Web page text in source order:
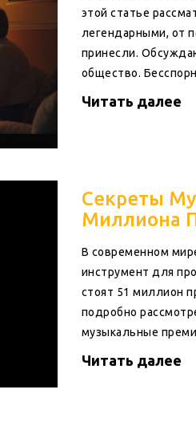
этой статье
легендарными, от
принесли.
общество.
Читать далее
Секреты
Миллиона
В современном
инструмент для
стоят 51 миллион
подробно
музыкальные
таких высот.
Читать далее